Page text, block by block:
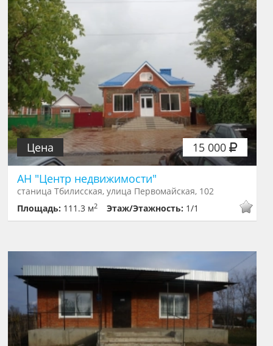
15 000
Цена
АН "Центр недвижимости"
станица Тбилисская, улица Первомайская, 102
Площадь: 111.3 м2 Этаж/Этажность: 1/1